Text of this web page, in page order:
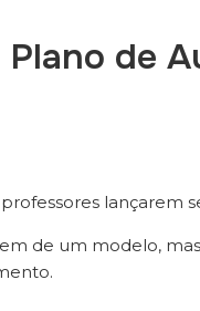
de
lançarem
de um modelo,